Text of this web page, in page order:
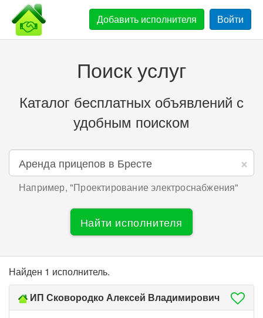
Добавить исполнителя Войти
Поиск услуг
Каталог бесплатных объявлений с
удобным поиском
×
Например, "Проектирование электроснабжения"
Найти исполнителя
Найден 1 исполнитель.
ИП Сковородко Алексей Владимирович